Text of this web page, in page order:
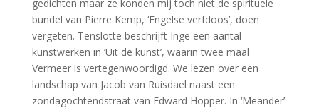
gedichten maar ze konden mij toch niet de spirituele
bundel van Pierre Kemp, ‘Engelse verfdoos’, doen
vergeten. Tenslotte beschrijft Inge een aantal
kunstwerken in ‘Uit de kunst’, waarin twee maal
Vermeer is vertegenwoordigd. We lezen over een
landschap van Jacob van Ruisdael naast een
zondagochtendstraat van Edward Hopper. In ‘Meander’